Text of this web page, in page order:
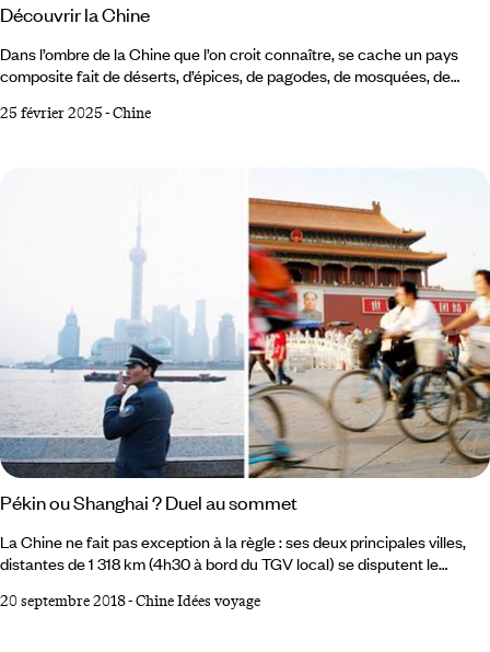
Découvrir la Chine
Dans l’ombre de la Chine que l’on croit connaître, se cache un pays
composite fait de déserts, d’épices, de pagodes, de mosquées, de
contestataire. Une Chine de rizières où l’on gagne petit, une Chine de
25 février 2025-Chine
Pékin ou Shanghai ? Duel au sommet
La Chine ne fait pas exception à la règle : ses deux principales villes,
distantes de 1 318 km (4h30 à bord du TGV local) se disputent le
Paris, Saint-Pétersbourg et Moscou, New York et Washington (ou San
20 septembre 2018-Chine Idées voyage